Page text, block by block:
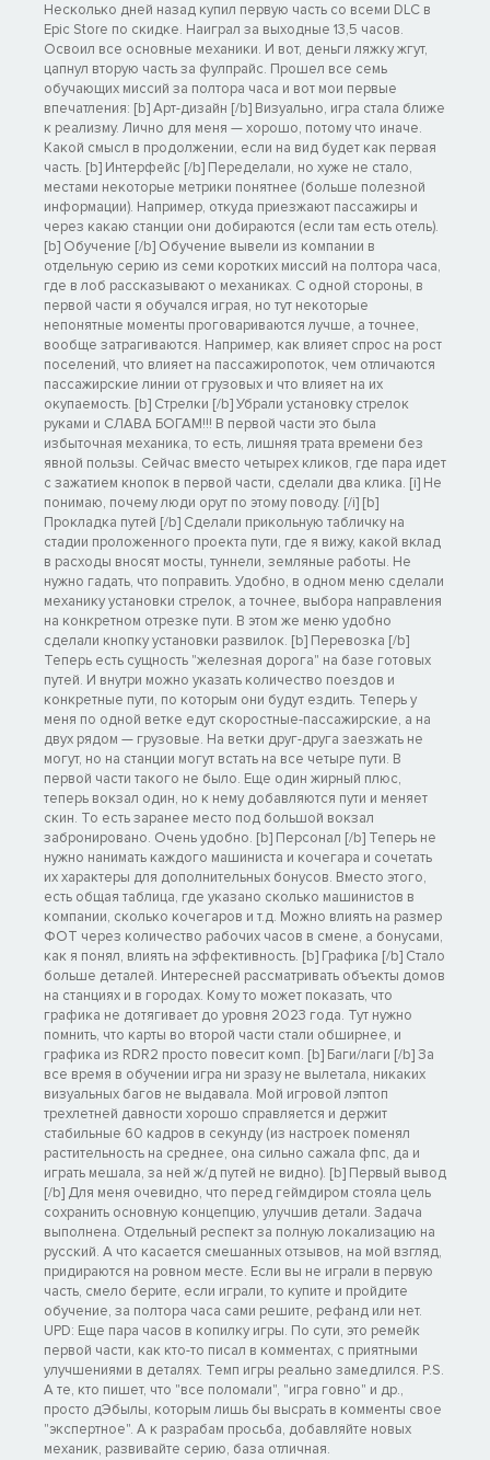
Несколько дней назад купил первую часть со всеми DLC в
Epic Store по скидке. Наиграл за выходные 13,5 часов.
Освоил все основные механики. И вот, деньги ляжку жгут,
цапнул вторую часть за фулпрайс. Прошел все семь
обучающих миссий за полтора часа и вот мои первые
впечатления: [b] Арт-дизайн [/b] Визуально, игра стала ближе
к реализму. Лично для меня — хорошо, потому что иначе.
Какой смысл в продолжении, если на вид будет как первая
часть. [b] Интерфейс [/b] Переделали, но хуже не стало,
местами некоторые метрики понятнее (больше полезной
информации). Например, откуда приезжают пассажиры и
через какаю станции они добираются (если там есть отель).
[b] Обучение [/b] Обучение вывели из компании в
отдельную серию из семи коротких миссий на полтора часа,
где в лоб рассказывают о механиках. С одной стороны, в
первой части я обучался играя, но тут некоторые
непонятные моменты проговариваются лучше, а точнее,
вообще затрагиваются. Например, как влияет спрос на рост
поселений, что влияет на пассажиропоток, чем отличаются
пассажирские линии от грузовых и что влияет на их
окупаемость. [b] Стрелки [/b] Убрали установку стрелок
руками и СЛАВА БОГАМ!!! В первой части это была
избыточная механика, то есть, лишняя трата времени без
явной пользы. Сейчас вместо четырех кликов, где пара идет
с зажатием кнопок в первой части, сделали два клика. [i] Не
понимаю, почему люди орут по этому поводу. [/i] [b]
Прокладка путей [/b] Сделали прикольную табличку на
стадии проложенного проекта пути, где я вижу, какой вклад
в расходы вносят мосты, туннели, земляные работы. Не
нужно гадать, что поправить. Удобно, в одном меню сделали
механику установки стрелок, а точнее, выбора направления
на конкретном отрезке пути. В этом же меню удобно
сделали кнопку установки развилок. [b] Перевозка [/b]
Теперь есть сущность "железная дорога" на базе готовых
путей. И внутри можно указать количество поездов и
конкретные пути, по которым они будут ездить. Теперь у
меня по одной ветке едут скоростные-пассажирские, а на
двух рядом — грузовые. На ветки друг-друга заезжать не
могут, но на станции могут встать на все четыре пути. В
первой части такого не было. Еще один жирный плюс,
теперь вокзал один, но к нему добавляются пути и меняет
скин. То есть заранее место под большой вокзал
забронировано. Очень удобно. [b] Персонал [/b] Теперь не
нужно нанимать каждого машиниста и кочегара и сочетать
их характеры для дополнительных бонусов. Вместо этого,
есть общая таблица, где указано сколько машинистов в
компании, сколько кочегаров и т.д. Можно влиять на размер
ФОТ через количество рабочих часов в смене, а бонусами,
как я понял, влиять на эффективность. [b] Графика [/b] Стало
больше деталей. Интересней рассматривать объекты домов
на станциях и в городах. Кому то может показать, что
графика не дотягивает до уровня 2023 года. Тут нужно
помнить, что карты во второй части стали обширнее, и
графика из RDR2 просто повесит комп. [b] Баги/лаги [/b] За
все время в обучении игра ни зразу не вылетала, никаких
визуальных багов не выдавала. Мой игровой лэптоп
трехлетней давности хорошо справляется и держит
стабильные 60 кадров в секунду (из настроек поменял
растительность на среднее, она сильно сажала фпс, да и
играть мешала, за ней ж/д путей не видно). [b] Первый вывод
[/b] Для меня очевидно, что перед геймдиром стояла цель
сохранить основную концепцию, улучшив детали. Задача
выполнена. Отдельный респект за полную локализацию на
русский. А что касается смешанных отзывов, на мой взгляд,
придираются на ровном месте. Если вы не играли в первую
часть, смело берите, если играли, то купите и пройдите
обучение, за полтора часа сами решите, рефанд или нет.
UPD: Еще пара часов в копилку игры. По сути, это ремейк
первой части, как кто-то писал в комментах, с приятными
улучшениями в деталях. Темп игры реально замедлился. P.S.
А те, кто пишет, что "все поломали", "игра говно" и др.,
просто дЭбылы, которым лишь бы высpaть в комменты свое
"экспертное". А к разрабам просьба, добавляйте новых
механик, развивайте серию, база отличная.